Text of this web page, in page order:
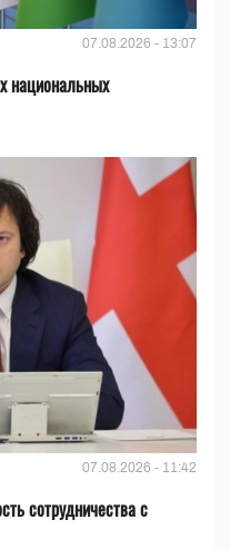
07.08.2026 - 13:07
национальных
07.08.2026 - 11:42
сотрудничества с